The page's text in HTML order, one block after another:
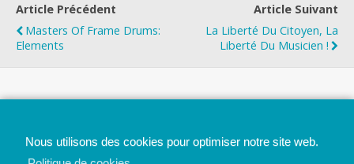
Article Précédent
Masters Of Frame Drums:
Elements
Article Suivant
La Liberté Du Citoyen, La
Liberté Du Musicien !
Nous utilisons des cookies pour optimiser notre site web.